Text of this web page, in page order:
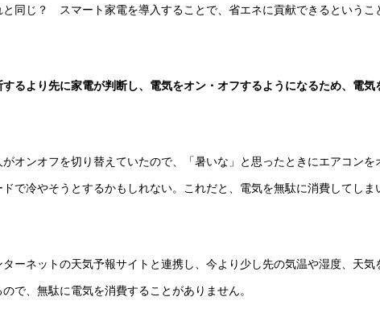
同じ？ スマート家電を導入することで、省エネに貢献できるというこ
るより先に家電が判断し、電気をオン・オフするようになるため、電気
オンオフを切り替えていたので、「暑いな」と思ったときにエアコンを
で冷やそうとするかもしれない。これだと、電気を無駄に消費してしま
ーネットの天気予報サイトと連携し、今より少し先の気温や湿度、天気
で、無駄に電気を消費することがありません。